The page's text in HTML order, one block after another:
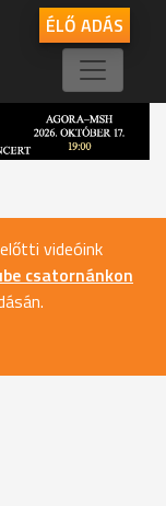
ÉLŐ ADÁS
videóink
csatornánkon